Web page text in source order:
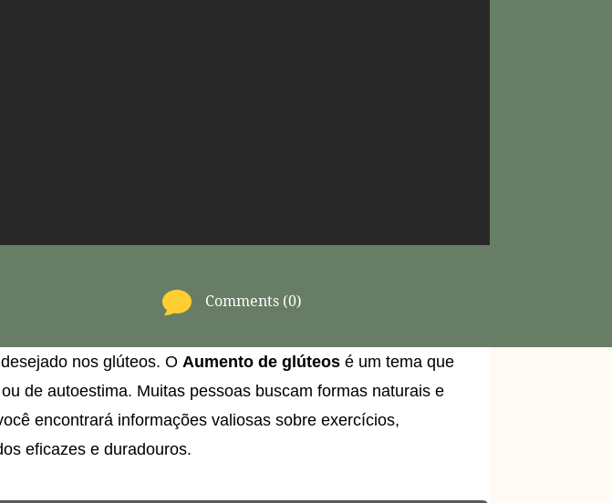
 Comments (0)
nos glúteos. O Aumento de glúteos é um tema que
de autoestima. Muitas pessoas buscam formas naturais e
encontrará informações valiosas sobre exercícios,
eficazes e duradouros.